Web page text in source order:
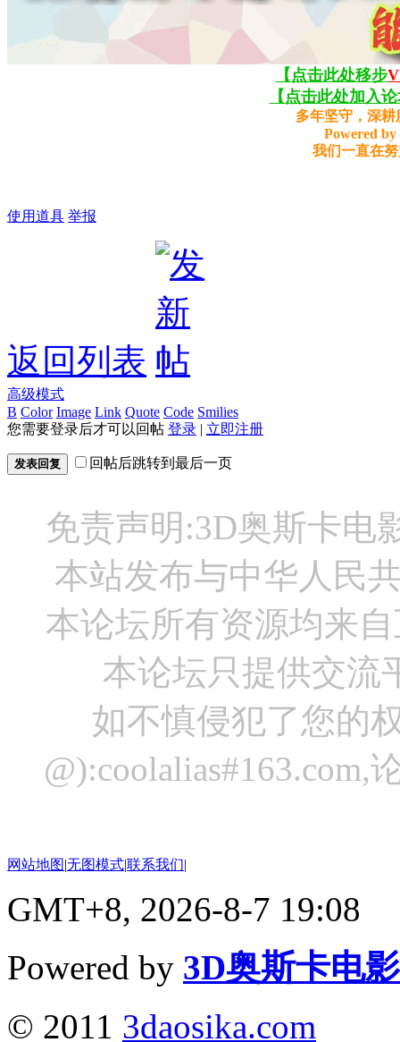
【点击此处移步
【点击此处加入
多年坚守，深
Powered by
我们一直在
使用道具 举报
返回列表
高级模式
B Color Image Link Quote Code Smilies
您需要登录后才可以回帖 登录 | 立即注册
发表回复 回帖后跳转到最后一页
免责声明:3D奥斯卡电
本站发布与中华人民
本论坛所有资源均来
本论坛只提供交流
如不慎侵犯了您的
网站地图|无图模式|联系我们|
GMT+8, 2026-8-7 19:08
Powered by 3D奥斯卡电
© 2011 3daosika.com